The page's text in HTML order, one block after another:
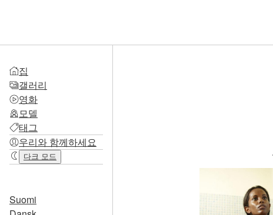
집
갤러리
영화
모델
태그
우리와 함께하세요
다크 모드
Suomi